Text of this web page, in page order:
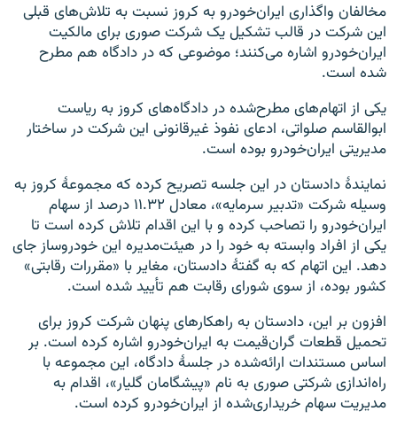
مخالفان واگذاری ایران‌خودرو به کروز نسبت به تلاش‌های قبلی
این شرکت در قالب تشکیل یک شرکت صوری برای مالکیت
ایران‌خودرو اشاره می‌کنند؛ موضوعی که در دادگاه هم مطرح
شده است.
یکی از اتهام‌های مطرح‌شده در دادگاه‌های کروز به ریاست
ابوالقاسم صلواتی، ادعای نفوذ غیرقانونی این شرکت در ساختار
مدیریتی ایران‌خودرو بوده است.
نمایندهٔ دادستان در این جلسه تصریح کرده که مجموعهٔ کروز به
وسیله شرکت «تدبیر سرمایه»، معادل ۱۱.۳۲ درصد از سهام
ایران‌خودرو را تصاحب کرده و با این اقدام تلاش کرده است تا
یکی از افراد وابسته به خود را در هیئت‌مدیره این خودروساز جای
دهد. این اتهام که به گفتهٔ دادستان، مغایر با «مقررات رقابتی»
کشور بوده، از سوی شورای رقابت هم تأیید شده است.
افزون بر این، دادستان به راهکارهای پنهان شرکت کروز برای
تحمیل قطعات گران‌قیمت به ایران‌خودرو اشاره کرده است. بر
اساس مستندات ارائه‌شده در جلسهٔ دادگاه، این مجموعه با
راه‌اندازی شرکتی صوری به نام «پیشگامان گلیار»، اقدام به
مدیریت سهام خریداری‌شده از ایران‌خودرو کرده است.